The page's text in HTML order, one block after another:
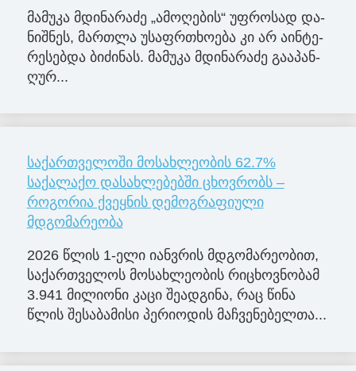
მა­მუ­კა მდი­ნა­რა­ძე „ამო­ღე­ბის“ უფ­რო­სად და­
ნიშ­ნეს, მარ­თლა უსაფრ­თხო­ე­ბა კი არ აინ­ტე­
რე­სებ­და ბი­ძი­ნას. მა­მუ­კა მდი­ნა­რა­ძე გა­ა­პან­
ღუ­რ...
საქართველოში მოსახლეობის 62.7%
საქალაქო დასახლებებში ცხოვრობს –
როგორია ქვეყნის დემოგრაფიული
მდგომარეობა
2026 წლის 1-ელი იანვრის მდგომარეობით,
საქართველოს მოსახლეობის რიცხოვნობამ
3.941 მილიონი კაცი შეადგინა, რაც წინა
წლის შესაბამისი პერიოდის მაჩვენებელთა...